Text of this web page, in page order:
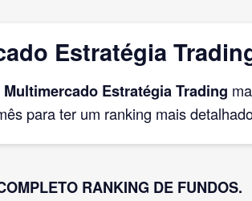
Estratégia
Multimercado Estratégia Trading
para ter um ranking mais
RANKING DE FUNDOS.